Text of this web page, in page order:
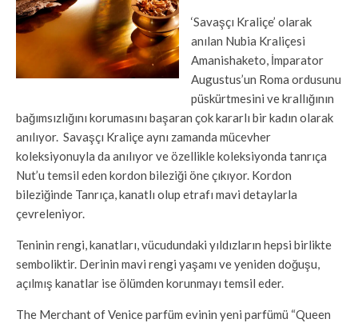
‘Savaşçı Kraliçe’ olarak
anılan Nubia Kraliçesi
Amanishaketo, İmparator
Augustus’un Roma ordusunu
püskürtmesini ve krallığının
bağımsızlığını korumasını başaran çok kararlı bir kadın olarak
anılıyor. Savaşçı Kraliçe aynı zamanda mücevher
koleksiyonuyla da anılıyor ve özellikle koleksiyonda tanrıça
Nut’u temsil eden kordon bileziği öne çıkıyor. Kordon
bileziğinde Tanrıça, kanatlı olup etrafı mavi detaylarla
çevreleniyor.
Teninin rengi, kanatları, vücudundaki yıldızların hepsi birlikte
semboliktir. Derinin mavi rengi yaşamı ve yeniden doğuşu,
açılmış kanatlar ise ölümden korunmayı temsil eder.
The Merchant of Venice parfüm evinin yeni parfümü “Queen